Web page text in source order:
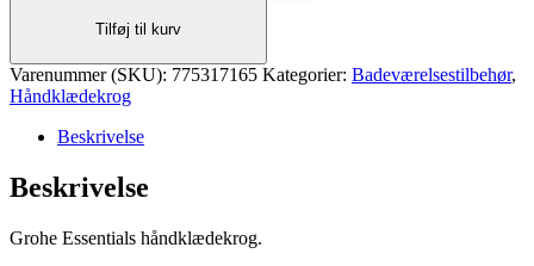
cool
sunrise
Tilføj til kurv
Varenummer (SKU): 775317165 Kategorier: Badeværelsestilbehør,
Håndklædekrog
Beskrivelse
Beskrivelse
Grohe Essentials håndklædekrog.